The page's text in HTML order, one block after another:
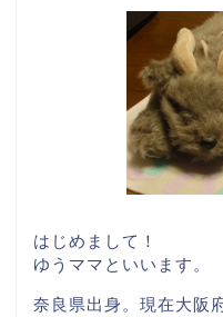
はじめまして！
ゆうママといいます。
奈良県出身。現在大阪